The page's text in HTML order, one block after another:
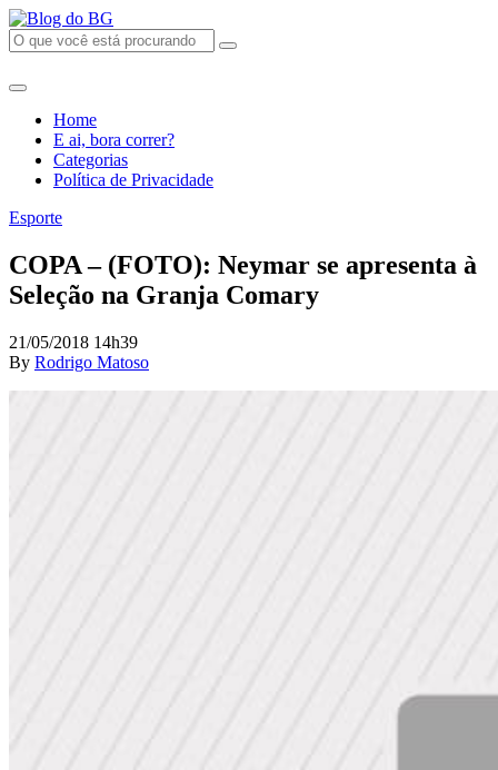
Home
E ai, bora correr?
Categorias
Política de Privacidade
Esporte
COPA – (FOTO): Neymar se apresenta à
Seleção na Granja Comary
21/05/2018 14h39
By Rodrigo Matoso